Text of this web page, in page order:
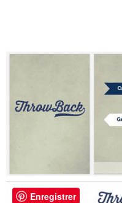
Enregistrer